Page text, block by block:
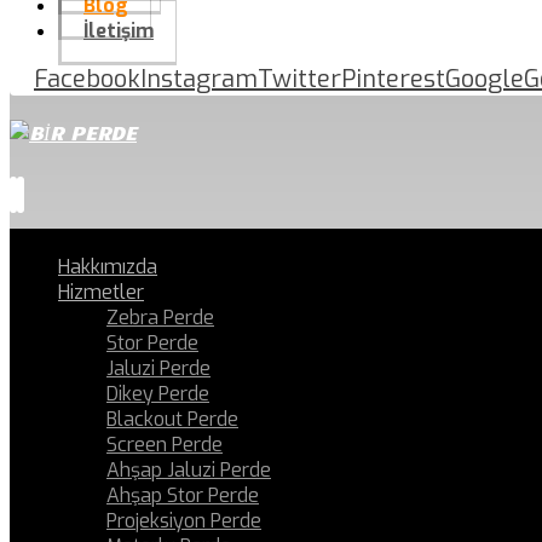
Blog
İletişim
FacebookInstagramTwitterPinterestGoogle
Hakkımızda
Hizmetler
Zebra Perde
Stor Perde
Jaluzi Perde
Dikey Perde
Blackout Perde
Screen Perde
Ahşap Jaluzi Perde
Ahşap Stor Perde
Projeksiyon Perde